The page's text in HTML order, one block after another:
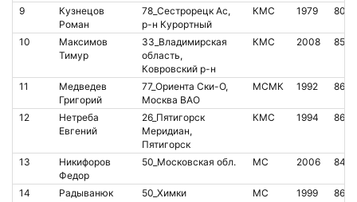
9
Кузнецов
Роман
78_Сестрорецк Ас,
р-н Курортный
КМС 1979
10
Максимов
Тимур
33_Владимирская
область,
Ковровский р-н
КМС 2008
11
Медведев
Григорий
77_Ориента Ски-О,
Москва ВАО
МСМК 1992
12
Нетреба
Евгений
26_Пятигорск
Меридиан,
Пятигорск
КМС 1994
13
Никифоров
Федор
50_Московская обл. МС 2006
14
Радыванюк
50_Химки МС 1999